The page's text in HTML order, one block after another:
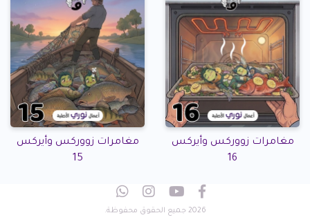
مغامرات زووركس وأيركس
16
مغامرات زووركس وأيركس
15
2026 جميع الحقوق محفوظة.